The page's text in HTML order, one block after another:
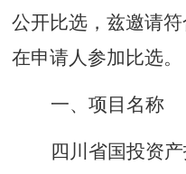
公开比选，兹邀请
在申请人参加比选。
一、项目名称
四川省国投资